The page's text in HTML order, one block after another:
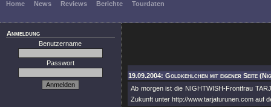
Home News Reviews Berichte Tourdaten
Anmeldung
Benutzername
Passwort
19.09.2004: Goldkehlchen mit eigener Seite
Ab morgen ist die NIGHTWISH-Frontfrau
Zukunft unter http://www.tarjaturunen.com auf